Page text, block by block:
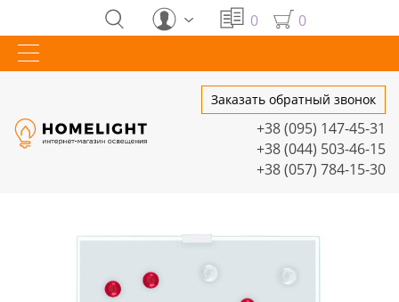
0 0
Заказать обратный звонок
+38 (095) 147-45-31
+38 (044) 503-46-15
+38 (057) 784-15-30